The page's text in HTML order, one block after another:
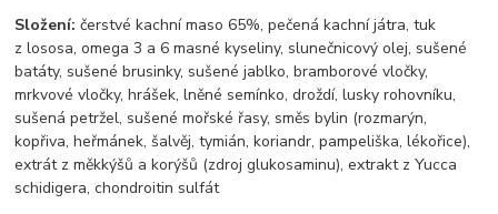
Složení: čerstvé kachní maso 65%, pečená kachní játra, tuk
z lososa, omega 3 a 6 masné kyseliny, slunečnicový olej, sušené
batáty, sušené brusinky, sušené jablko, bramborové vločky,
mrkvové vločky, hrášek, lněné semínko, droždí, lusky rohovníku,
sušená petržel, sušené mořské řasy, směs bylin (rozmarýn,
kopřiva, heřmánek, šalvěj, tymián, koriandr, pampeliška, lékořice),
extrát z měkkýšů a korýšů (zdroj glukosaminu), extrakt z Yucca
schidigera, chondroitin sulfát